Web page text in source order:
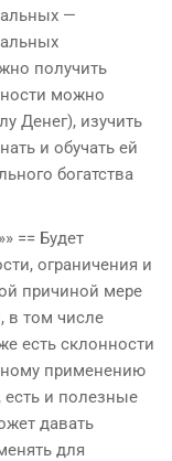
—
получить
можно
Денег), изучить
и обучать ей
богатства
== Будет
ограничения и
причиной мере
в том числе
есть склонности
применению
и полезные
давать
для